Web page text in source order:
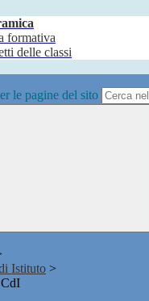
formativa
delle classi
le pagine del sito
Istituto >